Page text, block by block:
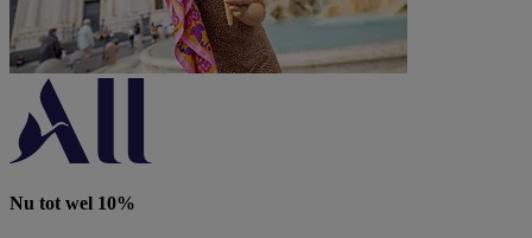
Nu tot wel 10%